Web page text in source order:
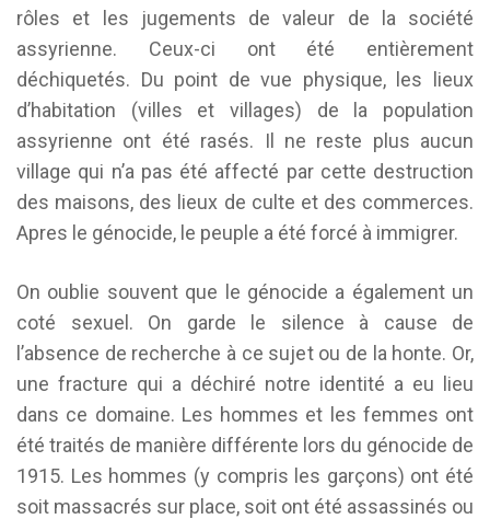
rôles et les jugements de valeur de la société
assyrienne. Ceux-ci ont été entièrement
déchiquetés. Du point de vue physique, les lieux
d’habitation (villes et villages) de la population
assyrienne ont été rasés. Il ne reste plus aucun
village qui n’a pas été affecté par cette destruction
des maisons, des lieux de culte et des commerces.
Apres le génocide, le peuple a été forcé à immigrer.
On oublie souvent que le génocide a également un
coté sexuel. On garde le silence à cause de
l’absence de recherche à ce sujet ou de la honte. Or,
une fracture qui a déchiré notre identité a eu lieu
dans ce domaine. Les hommes et les femmes ont
été traités de manière différente lors du génocide de
1915. Les hommes (y compris les garçons) ont été
soit massacrés sur place, soit ont été assassinés ou